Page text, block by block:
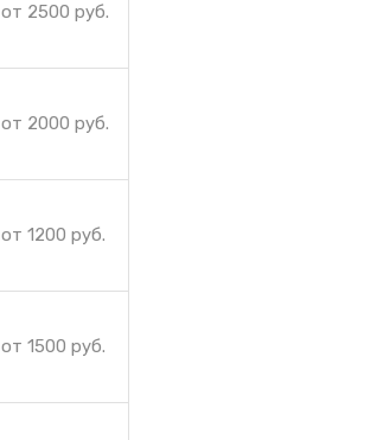
от 2500 руб.
от 2000 руб.
от 1200 руб.
от 1500 руб.